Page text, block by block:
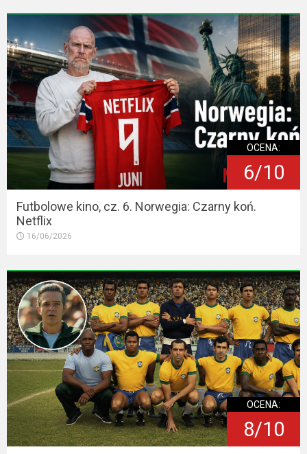
OCENA:
6/10
Futbolowe kino, cz. 6. Norwegia: Czarny koń.
Netflix
16/06/2026
OCENA:
8/10